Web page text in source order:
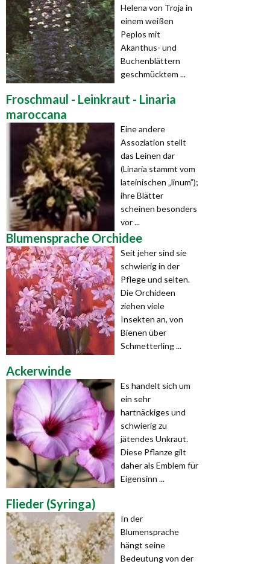
Helena von Troja in
einem weißen
Peplos mit
Akanthus- und
Buchenblättern
geschmücktem ...
Froschmaul - Leinkraut - Linaria
maroccana
Eine andere
Assoziation stellt
das Leinen dar
(Linaria stammt vom
lateinischen „linum”);
ihre Blätter
scheinen besonders
vor ...
Blumensprache Orchidee
Seit jeher sind sie
schwierig in der
Pflege und selten.
Die Orchideen
ziehen viele
Insekten an, von
Bienen über
Schmetterling ...
Ackerwinde
Es handelt sich um
ein sehr
hartnäckiges und
schwierig zu
jätendes Unkraut.
Diese Pflanze gilt
daher als Emblem für
Eigensinn ...
Flieder (Syringa)
In der
Blumensprache
hängt seine
Bedeutung von der